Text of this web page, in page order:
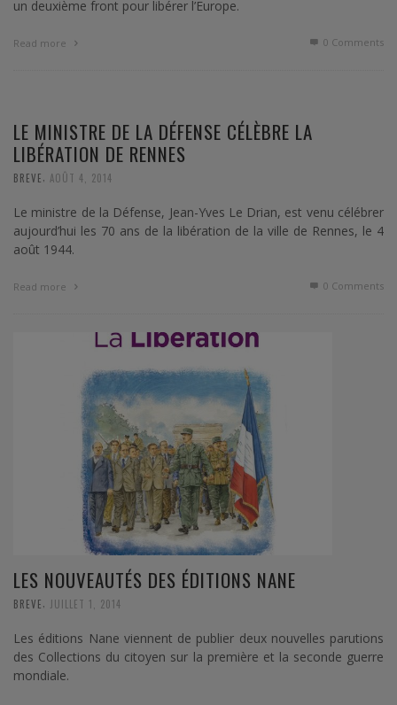
un deuxième front pour libérer l’Europe.
Read more 0 Comments
LE MINISTRE DE LA DÉFENSE CÉLÈBRE LA
LIBÉRATION DE RENNES
BREVE AOÛT 4, 2014
Le ministre de la Défense, Jean-Yves Le Drian, est venu célébrer
aujourd’hui les 70 ans de la libération de la ville de Rennes, le 4
août 1944.
Read more 0 Comments
LES NOUVEAUTÉS DES ÉDITIONS NANE
BREVE JUILLET 1, 2014
Les éditions Nane viennent de publier deux nouvelles parutions
des Collections du citoyen sur la première et la seconde guerre
mondiale.